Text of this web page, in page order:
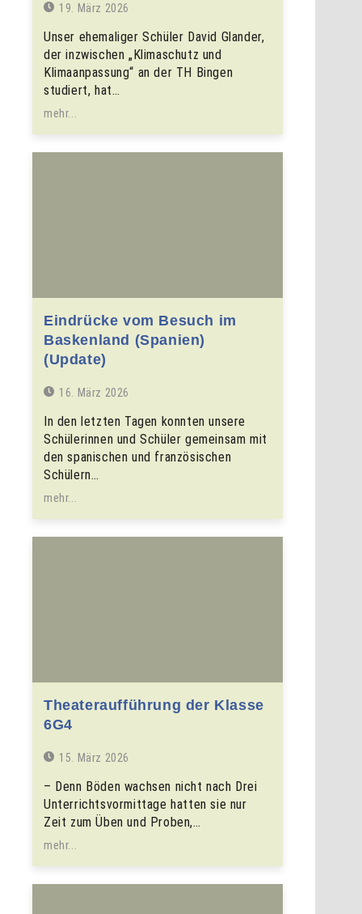
19. März 2026
Unser ehemaliger Schüler David Glander,
der inzwischen „Klimaschutz und
Klimaanpassung“ an der TH Bingen
studiert, hat…
mehr...
Eindrücke vom Besuch im
Baskenland (Spanien)
(Update)
16. März 2026
In den letzten Tagen konnten unsere
Schülerinnen und Schüler gemeinsam mit
den spanischen und französischen
Schülern…
mehr...
Theateraufführung der Klasse
6G4
15. März 2026
– Denn Böden wachsen nicht nach Drei
Unterrichtsvormittage hatten sie nur
Zeit zum Üben und Proben,…
mehr...